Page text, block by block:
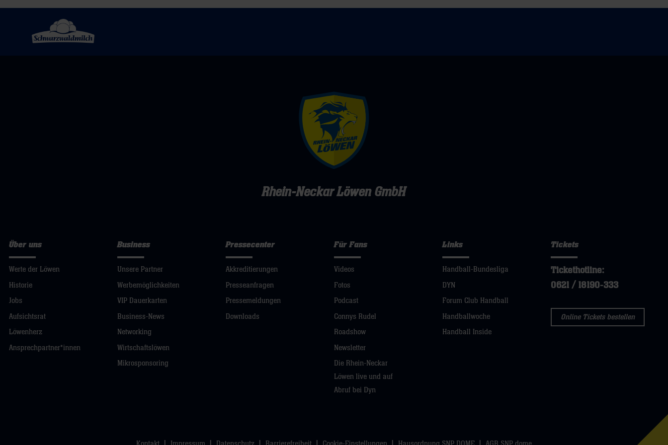
ein
Rhein-Neckar Löwen GmbH
Über uns
Werte der Löwen
Historie
Jobs
Aufsichtsrat
Löwenherz
Ansprechpartner*innen
Business
Unsere Partner
Werbemöglichkeiten
VIP Dauerkarten
Business-News
Networking
Wirtschaftslöwen
Mikrosponsoring
Pressecenter
Akkreditierungen
Presseanfragen
Pressemeldungen
Downloads
Für Fans
Videos
Fotos
Podcast
Connys Rudel
Roadshow
Newsletter
Die Rhein-Neckar
Löwen live und auf
Abruf bei Dyn
Links
Handball-Bundesliga
DYN
Forum Club Handball
Handballwoche
Handball Inside
Tickets
Tickethotline:
0621 / 18190-333
Online Tickets bestellen